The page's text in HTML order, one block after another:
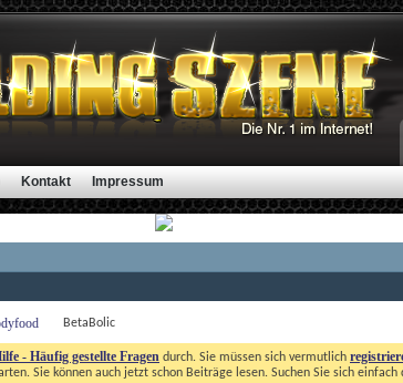
Kontakt Impressum
BetaBolic
- Häufig gestellte Fragen durch. Sie müssen sich vermutlich
Sie können auch jetzt schon Beiträge lesen. Suchen Sie sich